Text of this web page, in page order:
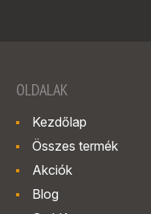
OLDALAK
Kezdőlap
Összes termék
Akciók
Blog